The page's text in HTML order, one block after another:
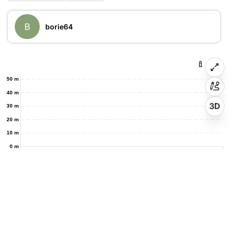
B borie64
0 m
10 m
20 m
30 m
40 m
50 m
3D